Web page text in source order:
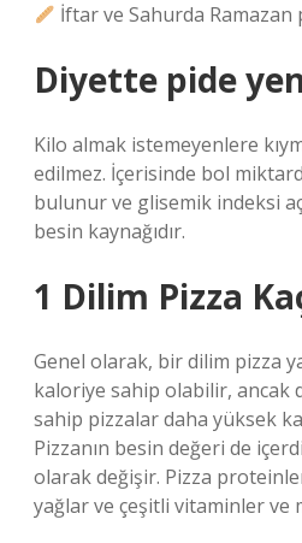
İftar ve Sahurda Ramazan
Diyette pide
Kilo almak istemeyenlere
edilmez. İçerisinde bol
bulunur ve glisemik indeksi
besin kaynağıdır.
1 Dilim Pizza
Genel olarak, bir dilim pizza
kaloriye sahip olabilir, ancak
sahip pizzalar daha yüksek
Pizzanın besin değeri de
olarak değişir. Pizza
yağlar ve çeşitli vitaminler ve